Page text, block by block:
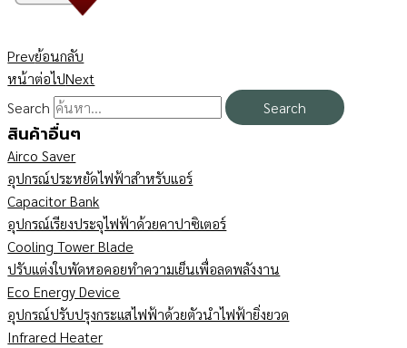
Prevย้อนกลับ
หน้าต่อไปNext
Search
Search
สินค้าอื่นๆ
Airco Saver
อุปกรณ์ประหยัดไฟฟ้าสำหรับแอร์
Capacitor Bank
อุปกรณ์เรียงประจุไฟฟ้าด้วยคาปาซิเตอร์
Cooling Tower Blade
ปรับแต่งใบพัดหอคอยทำความเย็นเพื่อลดพลังงาน
Eco Energy Device
อุปกรณ์ปรับปรุงกระแสไฟฟ้าด้วยตัวนำไฟฟ้ายิ่งยวด
Infrared Heater